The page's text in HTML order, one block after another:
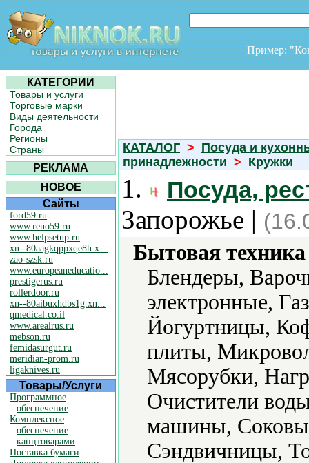
Пример:
КАТЕГОРИИ
Товары и услуги
Торговые марки
Виды деятельности
Города
Регионы
Страны
РЕКЛАМА
НОВОЕ
Сайты
ford59.ru
www.reno59.ru
www.helpsetup.ru
xn--80aagkqppxqe8h.x...
zao-szsk.ru
www.europeaneducatio...
prestigerus.ru
rollerdoor.ru
xn--80aibuxhdbs1g.xn...
qmedical.co.il
www.arealrus.ru
mebson.ru
femidasurgut.ru
meridian-prom.ru
ligaknives.ru
Товары/Услуги
Программное
обеспечение
Комплексное
обеспечение
канцтоварами
Поставка бумаги
КАТАЛОГ > Посуда и
принадлежности > Кружки
1. Посуда,
Запорожье |
Бытовая
Блендеры,
электронные,
Йогуртницы,
плиты,
Мясорубки,
Очистители
машины,
Сэндвичницы,